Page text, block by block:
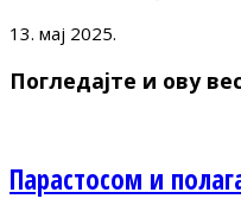
13. мај 2025.
Погледајте и ову
Парастосом и